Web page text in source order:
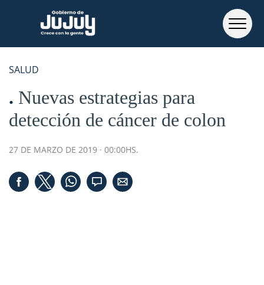
SALUD
Nuevas estrategias para
detección de cáncer de colon
27 DE MARZO DE 2019 · 00:00HS.